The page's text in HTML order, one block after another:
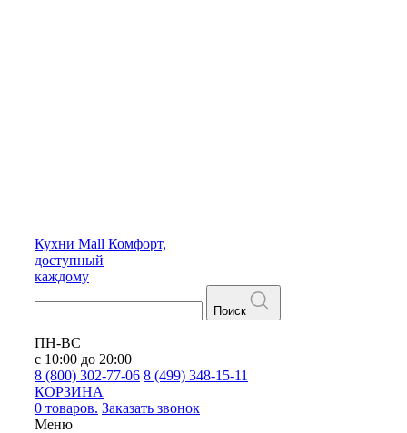
Кухни Mall Комфорт,
доступный
каждому
Поиск
ПН-ВС
с 10:00 до 20:00
8 (800) 302-77-06 8 (499) 348-15-11
КОРЗИНА
0 товаров. Заказать звонок
Меню